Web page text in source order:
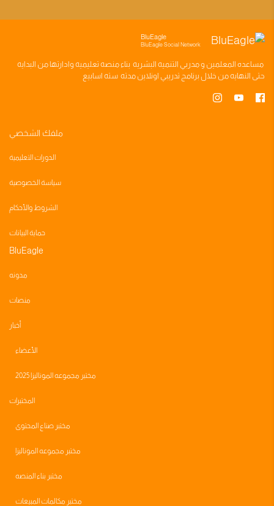
BluEagle
BluEagle Social Network
مساعده المعلمين ومدربي التنميه البشريه بناءمنصه تعليميه وادارتها من البدايه
حتى النهايه من خلال برنامج تدريبي اونلاين مدته سته اسابيع
ملفك الشخصي
الدورات التعليمية
سياسة الخصوصية
الشروط والأحكام
حماية البيانات
BluEagle
مدونه
منصات
أخبار
الأعضاء
مختبر مجموعه الموناليزا 2025
المختبرات
مختبر صناع المحتوى
مختبر مجموعه الموناليزا
مختبر بناء المنصه
مختبر مكالمات المبيعات